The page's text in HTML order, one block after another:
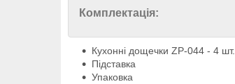
Комплектація:
Кухонні дощечки ZP-044 - 4 шт.
Підставка
Упаковка